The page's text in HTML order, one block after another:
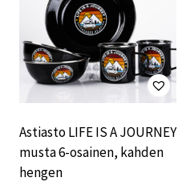
Astiasto LIFE IS A JOURNEY
musta 6-osainen, kahden
hengen